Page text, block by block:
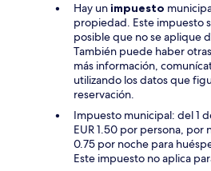
Hay unimpuesto
propiedad. Este impuesto
posible que no se aplique
También puede haber
más información,
utilizando los datos que
reservación.
Impuesto municipal: del 1
EUR 1.50 por persona, por
0.75 por noche para
Este impuesto no aplica